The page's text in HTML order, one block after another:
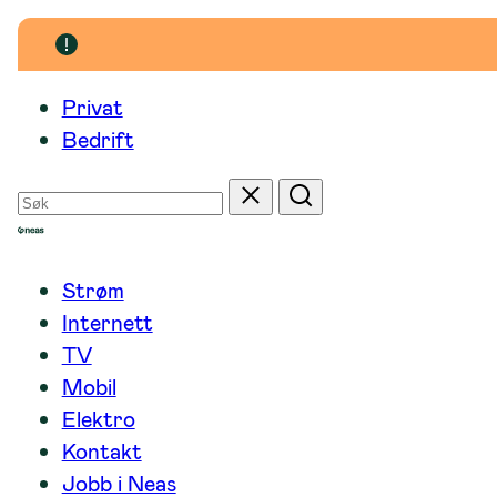
Hopp
Privat
Bedrift
Søk
etter
Tilbakestill
Søk
Strøm
Internett
TV
Mobil
Elektro
Kontakt
Jobb i Neas